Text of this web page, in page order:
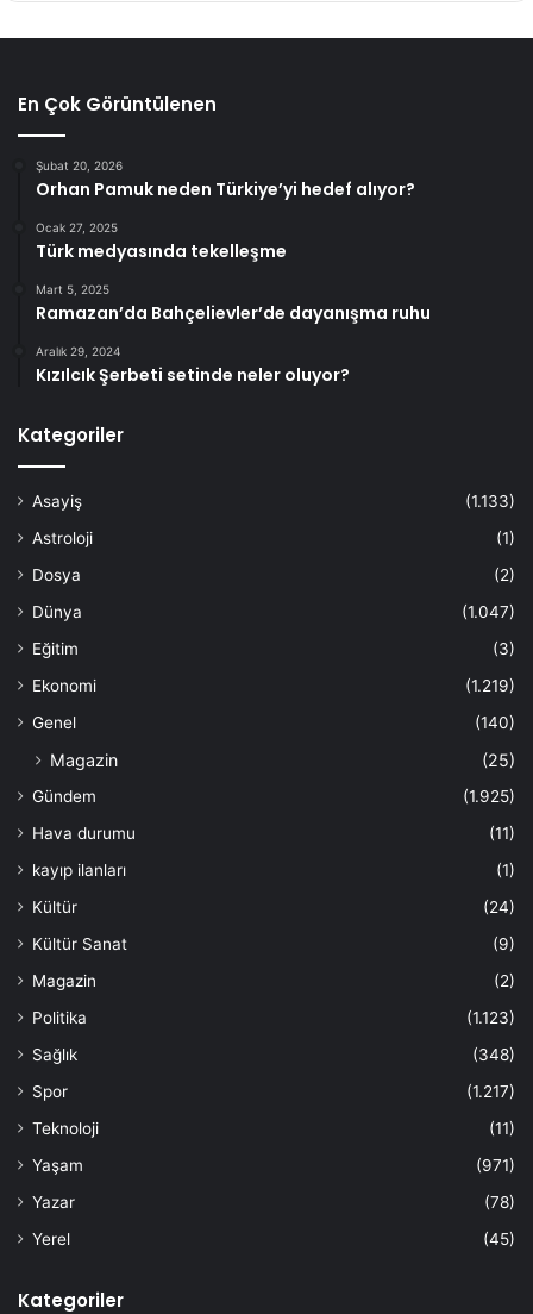
En Çok Görüntülenen
Şubat 20, 2026
Orhan Pamuk neden Türkiye’yi hedef alıyor?
Ocak 27, 2025
Türk medyasında tekelleşme
Mart 5, 2025
Ramazan’da Bahçelievler’de dayanışma ruhu
Aralık 29, 2024
Kızılcık Şerbeti setinde neler oluyor?
Kategoriler
Asayiş
(1.133)
Astroloji
(1)
Dosya
(2)
Dünya
(1.047)
Eğitim
(3)
Ekonomi
(1.219)
Genel
(140)
Magazin (25)
Gündem
(1.925)
Hava durumu
(11)
kayıp ilanları
(1)
Kültür
(24)
Kültür Sanat
(9)
Magazin
(2)
Politika
(1.123)
Sağlık
(348)
Spor
(1.217)
Teknoloji
(11)
Yaşam
(971)
Yazar
(78)
Yerel
(45)
Kategoriler